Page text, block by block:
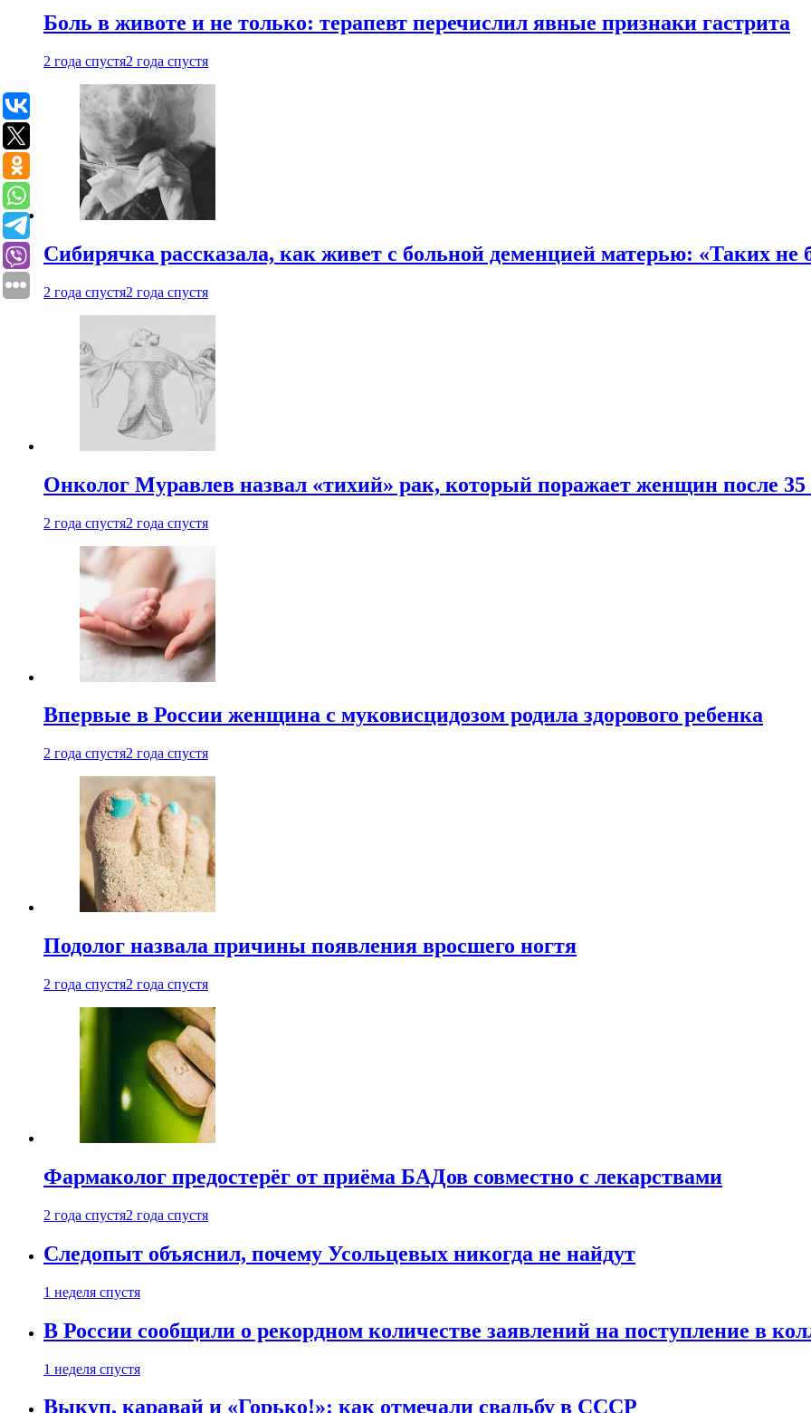
Боль в животе и не только: терапевт перечислил явные признаки гастрита
2 года спустя2 года спустя
Сибирячка рассказала, как живет с больной деменцией матерью: «Таких не
2 года спустя2 года спустя
Онколог Муравлев назвал «тихий» рак, который поражает женщин после 35
2 года спустя2 года спустя
Впервые в России женщина с муковисцидозом родила здорового ребенка
2 года спустя2 года спустя
Подолог назвала причины появления вросшего ногтя
2 года спустя2 года спустя
Фармаколог предостерёг от приёма БАДов совместно с лекарствами
2 года спустя2 года спустя
Следопыт объяснил, почему Усольцевых никогда не найдут
1 неделя спустя
В России сообщили о рекордном количестве заявлений на поступление в
1 неделя спустя
Выкуп, каравай и «Горько!»: как отмечали свадьбу в СССР